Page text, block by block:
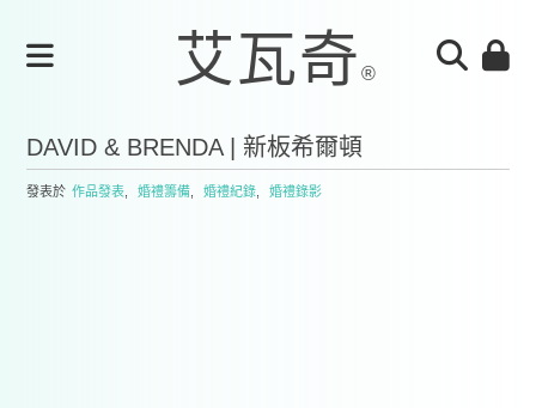
DAVID & BRENDA | 新板希爾頓
發表於 作品發表 婚禮籌備 婚禮紀錄 婚禮錄影